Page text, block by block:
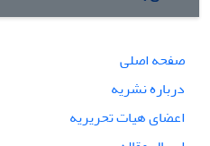
صفحه اصلی
درباره نشریه
اعضای هیات تحریریه